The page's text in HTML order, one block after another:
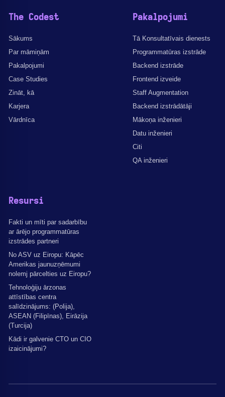
The Codest
Sākums
Par māmiņām
Pakalpojumi
Case Studies
Zināt, kā
Karjera
Vārdnīca
Pakalpojumi
Tā Konsultatīvais dienests
Programmatūras izstrāde
Backend izstrāde
Frontend izveide
Staff Augmentation
Backend izstrādātāji
Mākoņa inženieri
Datu inženieri
Citi
QA inženieri
Resursi
Fakti un mīti par sadarbību
ar ārējo programmatūras
izstrādes partneri
No ASV uz Eiropu: Kāpēc
Amerikas jaunuzņēmumi
nolemj pārcelties uz Eiropu?
Tehnoloģiju ārzonas
attīstības centra
salīdzinājums: (Polija),
ASEAN (Filipīnas), Eirāzija
(Turcija)
Kādi ir galvenie CTO un CIO
izaicinājumi?